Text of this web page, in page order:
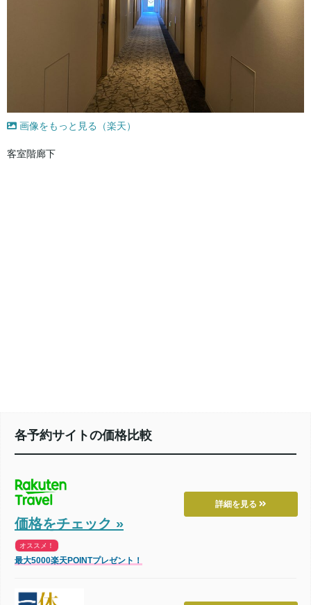
画像をもっと見る（楽天）
客室階廊下
各予約サイトの価格比較
詳細を見る
価格をチェック »
オススメ！
最大5000楽天POINTプレゼント！